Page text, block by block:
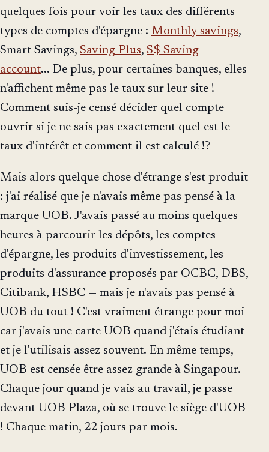
quelques fois pour voir les taux des différents
types de comptes d'épargne : Monthly savings,
Smart Savings, Saving Plus, S$ Saving
account... De plus, pour certaines banques, elles
n'affichent même pas le taux sur leur site !
Comment suis-je censé décider quel compte
ouvrir si je ne sais pas exactement quel est le
taux d'intérêt et comment il est calculé !?
Mais alors quelque chose d'étrange s'est produit
: j'ai réalisé que je n'avais même pas pensé à la
marque UOB. J'avais passé au moins quelques
heures à parcourir les dépôts, les comptes
d'épargne, les produits d'investissement, les
produits d'assurance proposés par OCBC, DBS,
Citibank, HSBC — mais je n'avais pas pensé à
UOB du tout ! C'est vraiment étrange pour moi
car j'avais une carte UOB quand j'étais étudiant
et je l'utilisais assez souvent. En même temps,
UOB est censée être assez grande à Singapour.
Chaque jour quand je vais au travail, je passe
devant UOB Plaza, où se trouve le siège d'UOB
! Chaque matin, 22 jours par mois.